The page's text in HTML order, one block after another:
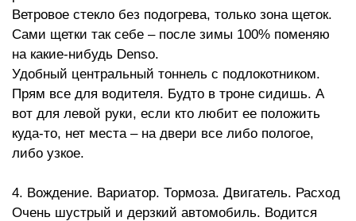
Ветровое стекло без подогрева, только зона щеток.
Сами щетки так себе – после зимы 100% поменяю
на какие-нибудь Denso.
Удобный центральный тоннель с подлокотником.
Прям все для водителя. Будто в троне сидишь. А
вот для левой руки, если кто любит ее положить
куда-то, нет места – на двери все либо пологое,
либо узкое.
4. Вождение. Вариатор. Тормоза. Двигатель. Расход
Очень шустрый и дерзкий автомобиль. Водится